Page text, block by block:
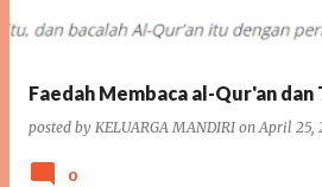
Faedah Membaca al-Qur'an dan
posted by KELUARGA MANDIRI onApril 25,
0